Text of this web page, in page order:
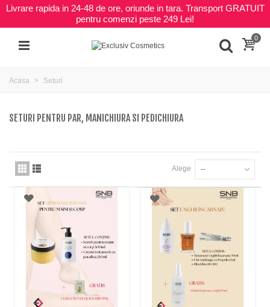
Livrare rapida in 24-48 de ore, oriunde in tara. Transport GRATUIT
pentru comenzi peste 249 Lei!
0
Acasa Seturi
SETURI PENTRU PAR, MANICHIURA SI PEDICHIURA
Alege --